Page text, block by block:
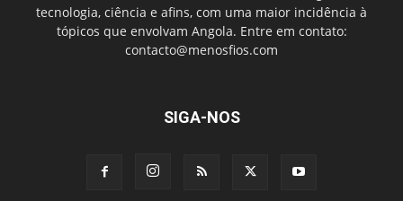
tecnologia, ciência e afins, com uma maior incidência à
tópicos que envolvam Angola. Entre em contato:
contacto@menosfios.com
SIGA-NOS